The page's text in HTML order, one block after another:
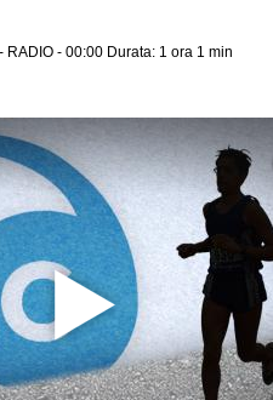
RADIO - 00:00 Durata: 1 ora 1 min